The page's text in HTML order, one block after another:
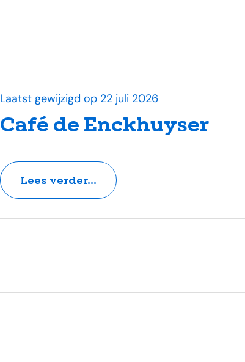
Café de Enckhuyser
Laatst gewijzigd op 22 juli 2026
Lees verder...